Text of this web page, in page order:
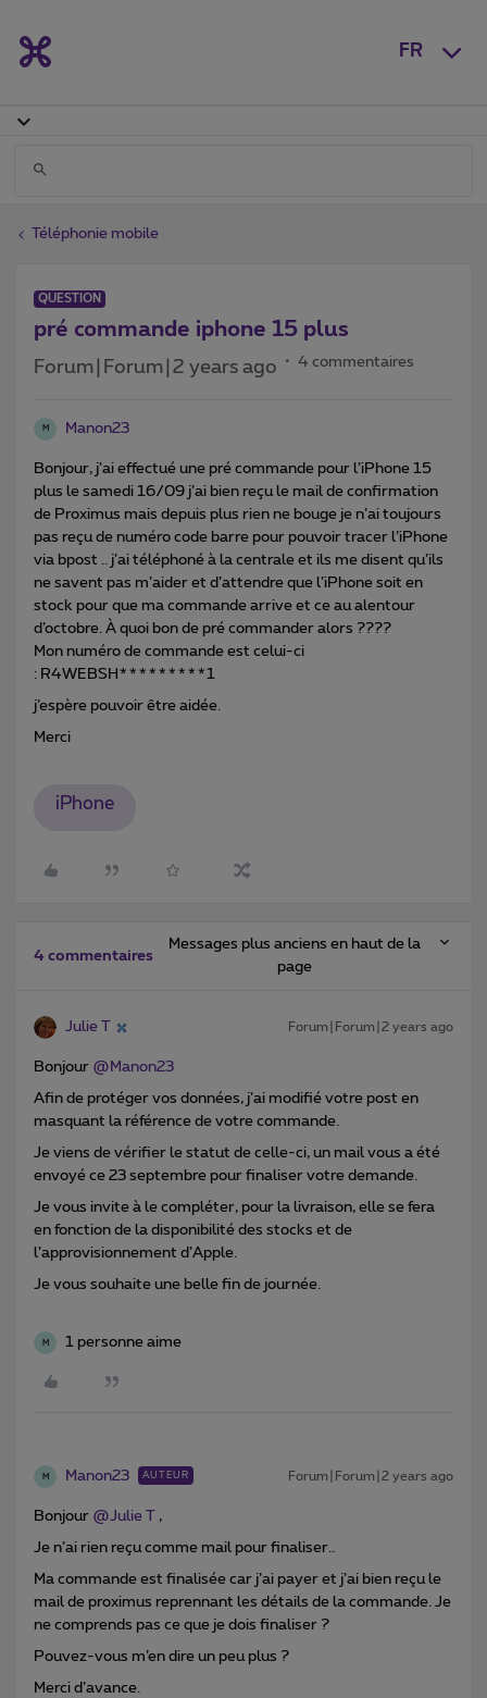
FR
Téléphonie mobile
QUESTION
pré commande iphone 15 plus
Forum|Forum|2 years ago 4 commentaires
M Manon23
Bonjour, j’ai effectué une pré commande pour l’iPhone 15
plus le samedi 16/09 j’ai bien reçu le mail de confirmation
de Proximus mais depuis plus rien ne bouge je n’ai toujours
pas reçu de numéro code barre pour pouvoir tracer l’iPhone
via bpost .. j’ai téléphoné à la centrale et ils me disent qu’ils
ne savent pas m’aider et d’attendre que l’iPhone soit en
stock pour que ma commande arrive et ce au alentour
d’octobre. À quoi bon de pré commander alors ????
Mon numéro de commande est celui-ci
: R4WEBSH*********1
j’espère pouvoir être aidée.
Merci
iPhone
4 commentaires
Messages plus anciens en haut de la
page
Julie T Forum|Forum|2 years ago
Bonjour @Manon23
Afin de protéger vos données, j’ai modifié votre post en
masquant la référence de votre commande.
Je viens de vérifier le statut de celle-ci, un mail vous a été
envoyé ce 23 septembre pour finaliser votre demande.
Je vous invite à le compléter, pour la livraison, elle se fera
en fonction de la disponibilité des stocks et de
l’approvisionnement d’Apple.
Je vous souhaite une belle fin de journée.
M 1 personne aime
M Manon23 AUTEUR Forum|Forum|2 years ago
Bonjour @Julie T ,
Je n’ai rien reçu comme mail pour finaliser..
Ma commande est finalisée car j’ai payer et j’ai bien reçu le
mail de proximus reprennant les détails de la commande. Je
ne comprends pas ce que je dois finaliser ?
Pouvez-vous m’en dire un peu plus ?
Merci d’avance.